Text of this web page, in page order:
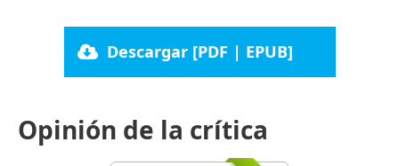
Descargar [PDF | EPUB]
Opinión de la crítica